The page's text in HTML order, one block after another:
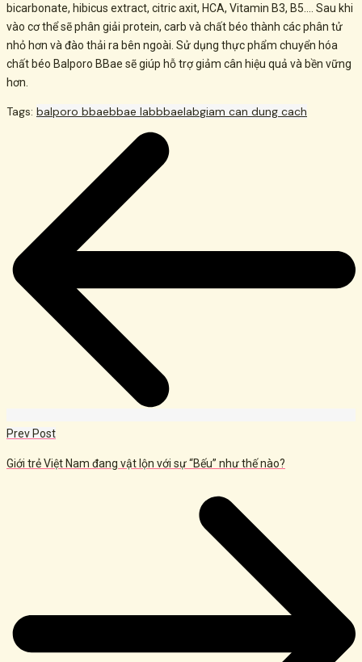
bicarbonate, hibicus extract, citric axit, HCA, Vitamin B3, B5…. Sau khi
vào cơ thể sẽ phân giải protein, carb và chất béo thành các phân tử
nhỏ hơn và đào thải ra bên ngoài. Sử dụng thực phẩm chuyển hóa
chất béo Balporo BBae sẽ giúp hỗ trợ giảm cân hiệu quả và bền vững
hơn.
Tags: balporo bbaebbae labbbaelabgiam can dung cach
Prev Post
Giới trẻ Việt Nam đang vật lộn với sự “Bếu” như thế nào?